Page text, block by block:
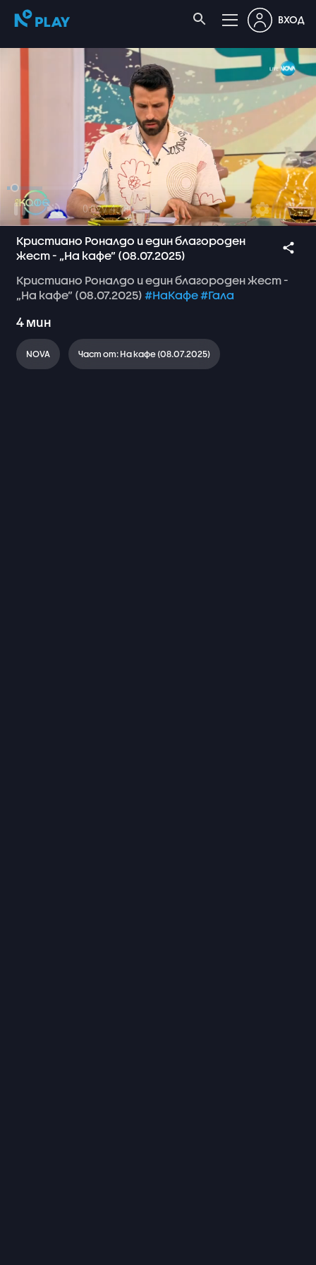
ВХОД
0:02 / 4:18
Кристиано Роналдо и един благороден
жест - „На кафе” (08.07.2025)
Кристиано Роналдо иединблагороденжест -
„На кафе” (08.07.2025) #НаКафе#Гала
4мин
NOVA Част от: На кафе (08.07.2025)